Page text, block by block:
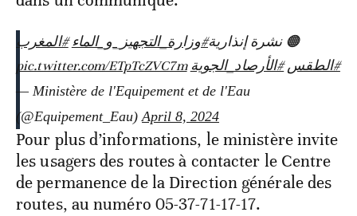
🟠 نشرة إنذارية#وزارة_التجهيز_و_الماء #المغرب
#الطقس #الأرصاد_الجوية pic.twitter.com/ETpTcZVC7m
— Ministère de l'Equipement et de l'Eau
(@Equipement_Eau)April 8, 2024
Pour plus d’informations, le ministère invite
les usagers des routes à contacter le Centre
de permanence de la Direction générale des
routes, au numéro 05-37-71-17-17.